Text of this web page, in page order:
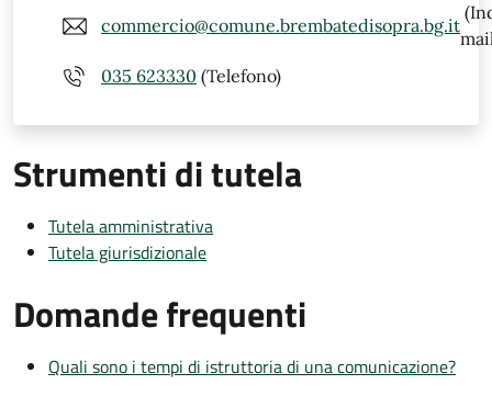
commercio@comune.brembatedisopra.bg.it
035 623330 (Telefono)
Strumenti di tutela
Tutela amministrativa
Tutela giurisdizionale
Domande frequenti
Quali sono i tempi di istruttoria di una comunicazione?